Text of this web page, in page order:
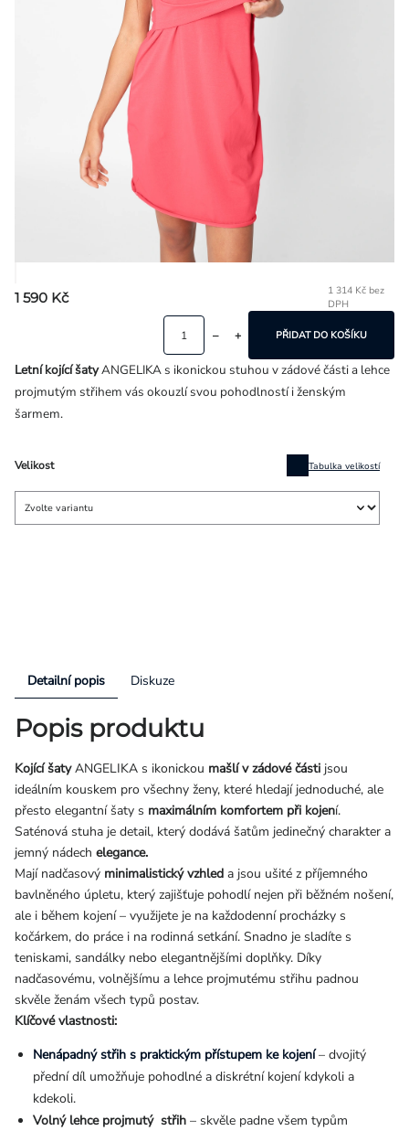
1 590 Kč
1 314 Kč bez
DPH
Velikost Tabulka velikostí
PŘIDAT DO KOŠÍKU
Letní kojící šatyANGELIKA s ikonickou stuhou v zádové části a lehce
projmutým střihem vás okouzlí svou pohodlností i ženským
šarmem.
Detailní popis Diskuze
Popis produktu
Kojící šatyANGELIKA s ikonickou mašlí v zádové části jsou
ideálním kouskem pro všechny ženy, které hledají jednoduché, ale
přesto elegantní šaty s maximálním komfortem při kojení.
Saténová stuha je detail, který dodává šatům jedinečný charakter a
jemný nádech elegance.
Mají nadčasový minimalistický vzhled a jsou ušité z příjemného
bavlněného úpletu, který zajišťuje pohodlí nejen při běžném nošení,
ale i během kojení – využijete je na každodenní procházky s
kočárkem, do práce i na rodinná setkání. Snadno je sladíte s
teniskami, sandálky nebo elegantnějšími doplňky. Díky
nadčasovému, volnějšímu a lehce projmutému střihu padnou
skvěle ženám všech typů postav.
Klíčové vlastnosti:
Nenápadný střih s praktickým přístupem ke kojení – dvojitý
přední díl umožňuje pohodlné a diskrétní kojení kdykoli a
kdekoli.
Volný lehce projmutý střih – skvěle padne všem typům